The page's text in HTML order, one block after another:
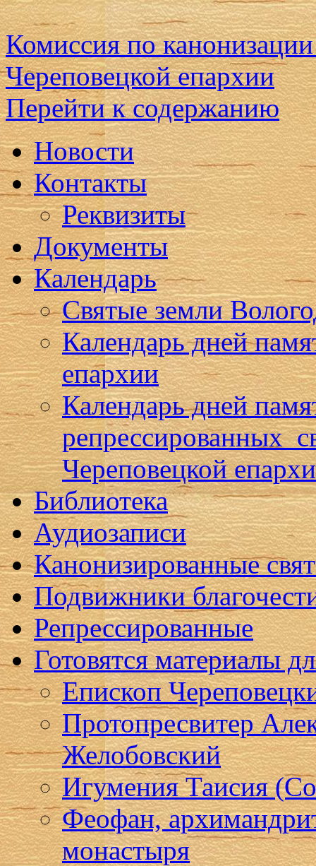
Комиссия по
Череповецкой епархии
Перейти к содержанию
Новости
Контакты
Реквизиты
Документы
Календарь
Святые земли
Календарь дней
епархии
Календарь дней
репрессированных
Череповецкой
Библиотека
Аудиозаписи
Канонизированные
Подвижники
Репрессированные
Готовятся материалы
Епископ
Протопресвитер
Желобовский
Игумения Таисия
Феофан,
монастыря